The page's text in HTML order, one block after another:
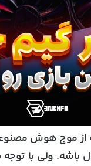
از موج هوش
باشه. ولی با